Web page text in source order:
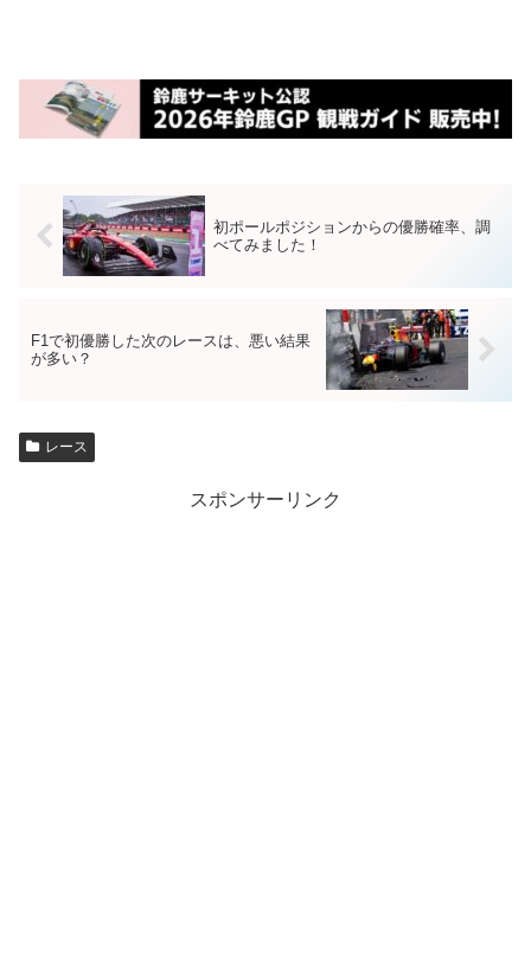
初ポールポジションからの優勝確率、調
べてみました！
F1で初優勝した次のレースは、悪い結果
が多い？
レース
スポンサーリンク